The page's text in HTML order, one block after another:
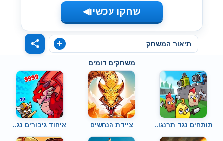
שחקו עכשיו◀
תיאור המשחק
משחקים דומים
תותחים נגד תרנגו.. ציידת הנחשים איחוד גיבורים נג..